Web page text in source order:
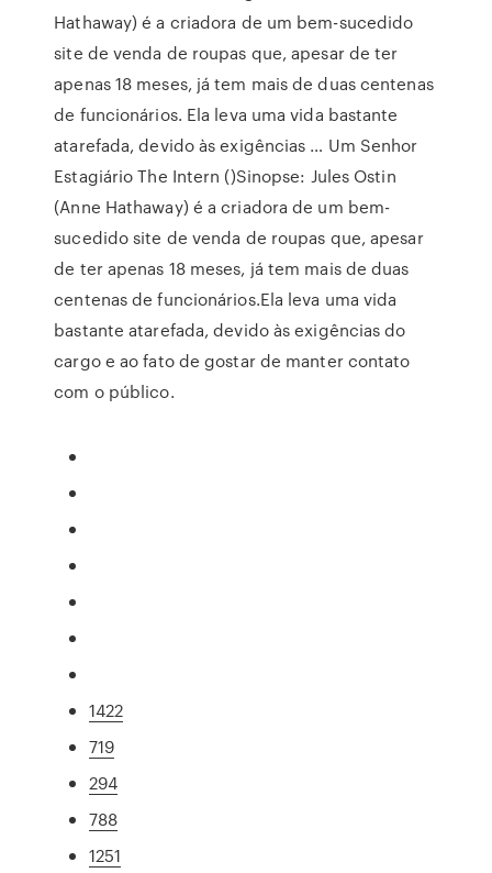
Hathaway) é a criadora de um bem-sucedido
site de venda de roupas que, apesar de ter
apenas 18 meses, já tem mais de duas centenas
de funcionários. Ela leva uma vida bastante
atarefada, devido às exigências … Um Senhor
Estagiário The Intern ()Sinopse: Jules Ostin
(Anne Hathaway) é a criadora de um bem-
sucedido site de venda de roupas que, apesar
de ter apenas 18 meses, já tem mais de duas
centenas de funcionários.Ela leva uma vida
bastante atarefada, devido às exigências do
cargo e ao fato de gostar de manter contato
com o público.
1422
719
294
788
1251